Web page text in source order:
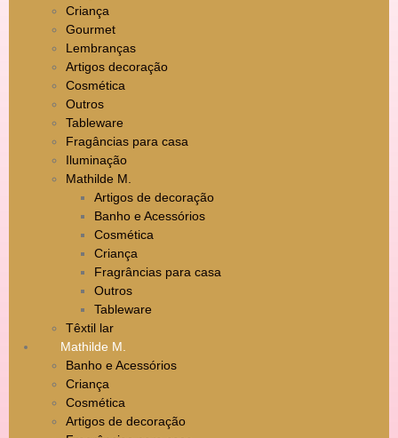
Criança
Gourmet
Lembranças
Artigos decoração
Cosmética
Outros
Tableware
Fragâncias para casa
Iluminação
Mathilde M.
Artigos de decoração
Banho e Acessórios
Cosmética
Criança
Fragrâncias para casa
Outros
Tableware
Têxtil lar
Mathilde M.
Banho e Acessórios
Criança
Cosmética
Artigos de decoração